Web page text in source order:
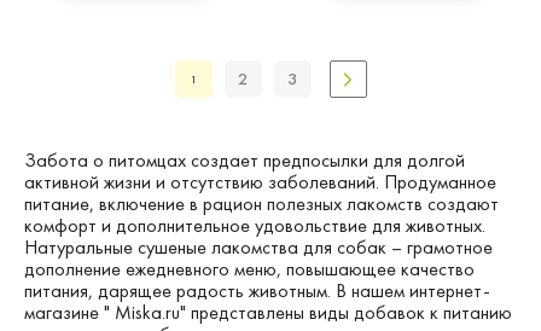
1 2 3
Забота о питомцах создает предпосылки для долгой
активной жизни и отсутствию заболеваний. Продуманное
питание, включение в рацион полезных лакомств создают
комфорт и дополнительное удовольствие для животных.
Натуральные сушеные лакомства для собак – грамотное
дополнение ежедневного меню, повышающее качество
питания, дарящее радость животным. В нашем интернет-
магазине " Мiska.ru" представлены виды добавок к питанию